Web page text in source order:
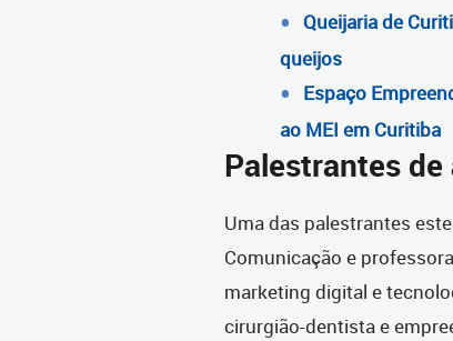
Queijaria de
queijos
Espaço
ao MEI em Curitiba
Palestrantes
Uma das palestrantes
Comunicação e
marketing digital e
cirurgião-dentista e